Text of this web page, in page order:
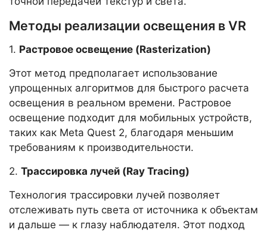
Методы реализации освещения в VR
1. Растровое освещение (Rasterization)
Этот метод предполагает использование
упрощенных алгоритмов для быстрого расчета
освещения в реальном времени. Растровое
освещение подходит для мобильных устройств,
таких как Meta Quest 2, благодаря меньшим
требованиям к производительности.
2. Трассировка лучей (Ray Tracing)
Технология трассировки лучей позволяет
отслеживать путь света от источника к объектам
и дальше — к глазу наблюдателя. Этот подход